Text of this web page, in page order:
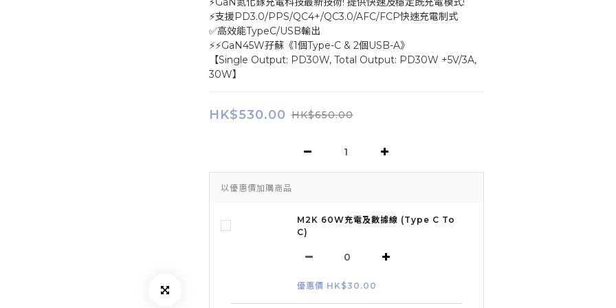
⚡支援PD3.0/PPS/QC4+/QC3.0/AFC/FCP快速充電制式
✅高效能TypeC/USB輸出
⚡⚡GaN45W孖蘇《1個Type-C & 2個USB-A》
【Single Output: PD30W, Total Output: PD30W +5V/3A,
30W】
HK$530.00 HK$650.00
以優惠價加購商品
M2K 60W充電及數據線 (Type C To
C)
優惠價 HK$30.00